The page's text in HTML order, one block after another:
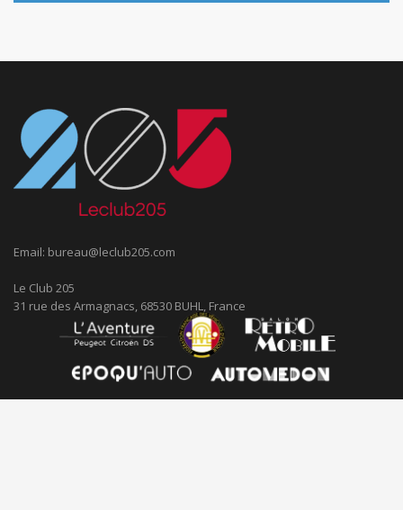
Email: bureau@leclub205.com
Le Club 205
31 rue des Armagnacs, 68530 BUHL, France